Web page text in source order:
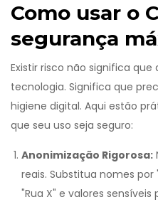
Como usar o
segurança
Existir risco não significa
tecnologia. Significa que
higiene digital. Aqui estão
que seu uso seja seguro:
Anonimização Rigorosa:
reais. Substitua nomes
"Rua X" e valores sensíveis